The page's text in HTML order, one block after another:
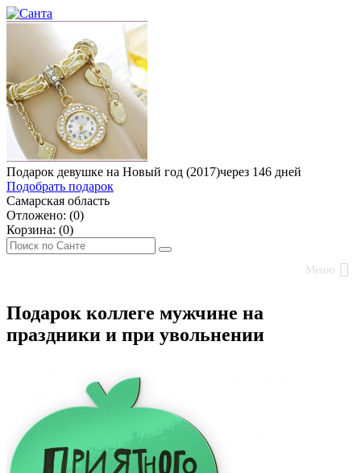
Подарок девушке на Новый год (2017)через 146 дней
Подобрать подарок
Самарская область
Отложено: (0)
Корзина: (0)
Меню
Подарок коллеге мужчине на
праздники и при увольнении